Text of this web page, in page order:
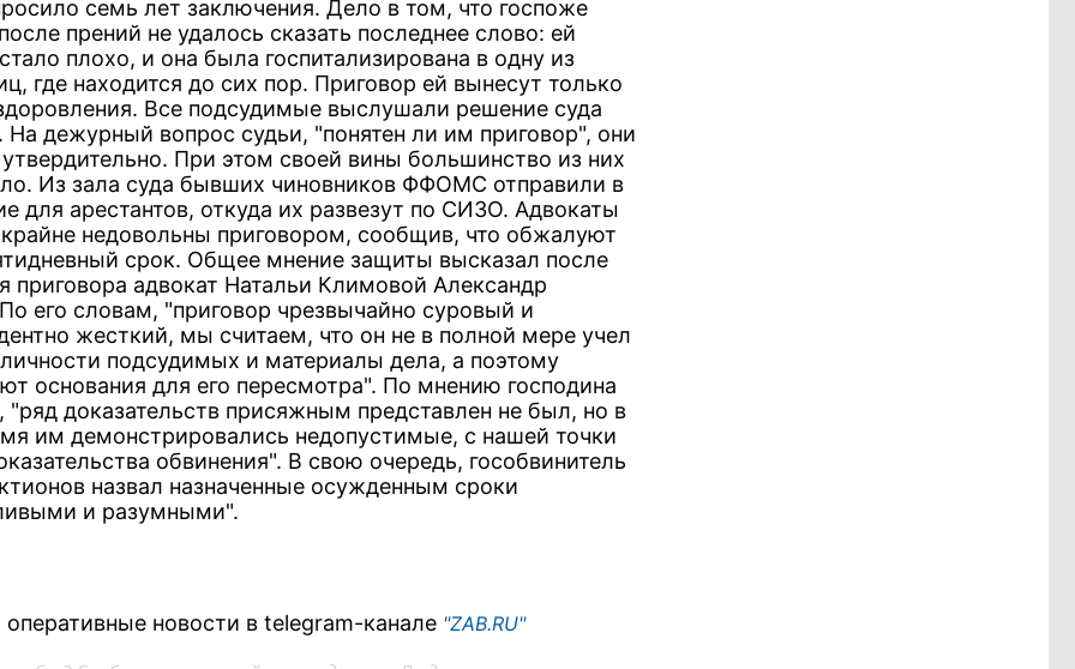
семь лет заключения. Дело в том, что госпоже
прений не удалось сказать последнее слово: ей
плохо, и она была госпитализирована в одну из
где находится до сих пор. Приговор ей вынесут только
Все подсудимые выслушали решение суда
На дежурный вопрос судьи, "понятен ли им приговор", они
При этом своей вины большинство из них
Из зала суда бывших чиновников ФФОМС отправили в
для арестантов, откуда их развезут по СИЗО. Адвокаты
крайне недовольны приговором, сообщив, что обжалуют
срок. Общее мнение защиты высказал после
приговора адвокат Натальи Климовой Александр
его словам, "приговор чрезвычайно суровый и
жесткий, мы считаем, что он не в полной мере учел
подсудимых и материалы дела, а поэтому
основания для его пересмотра". По мнению господина
"ряд доказательств присяжным представлен не был, но в
им демонстрировались недопустимые, с нашей точки
обвинения". В свою очередь, гособвинитель
назвал назначенные осужденным сроки
и разумными".
новости в telegram-канале "ZAB.RU"